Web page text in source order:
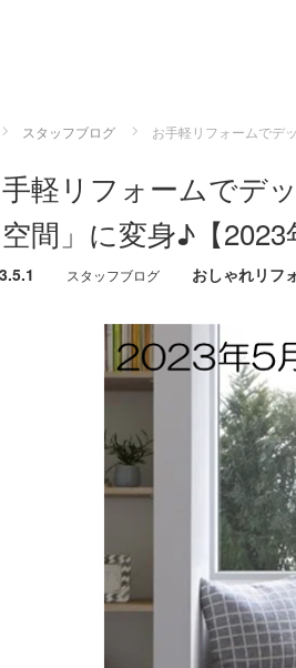
スタッフブログ お手軽リフォームでデ
軽リフォームでデ
間」に変身♪【2023
スタッフブログ おしゃれリフ